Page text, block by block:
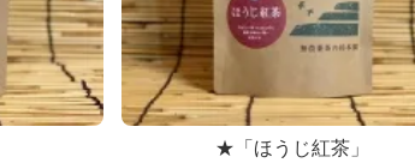
★「ほうじ紅茶」